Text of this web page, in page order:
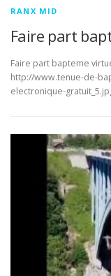
RANX MID
Faire part
Faire part bapteme
http://www.tenue-de-
electronique-